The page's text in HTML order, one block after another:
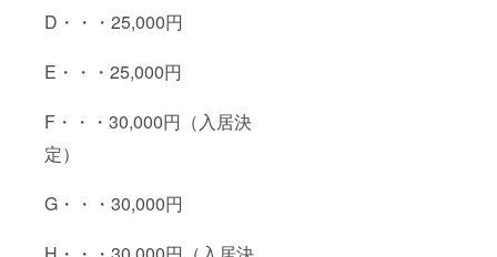
D・・・25,000円
E・・・25,000円
F・・・30,000円（入居決
定）
G・・・30,000円